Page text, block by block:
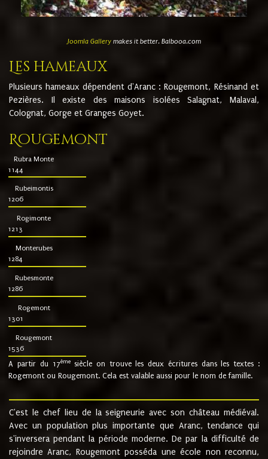
Joomla Gallerymakes it better. Balbooa.com
Les hameaux
Plusieurs hameaux dépendent d'Aranc : Rougemont, Résinand et
Pezières. Il existe des maisons isolées Salagnat, Malaval,
Colognat, Gorge et Granges Goyet.
Rougemont
Rubra Monte
1144
Rubeimontis
1206
Rogimonte
1213
Monterubes
1284
Rubesmonte
1286
Rogemont
1301
Rougemont
1536
A partir du 17ème siècle on trouve les deux écritures dans les textes :
Rogemont ou Rougemont. Cela est valable aussi pour le nom de famille.
C'est le chef lieu de la seigneurie avec son château médiéval.
Avec un population plus importante que Aranc, tendance qui
s'inversera pendant la période moderne. De par la difficulté de
rejoindre Aranc, Rougemont posséda une école non reconnu,